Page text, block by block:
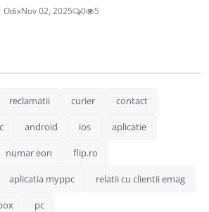
OdixNov 02, 2025 0 5
reclamatii curier contact
android ios aplicatie
numar eon flip.ro
aplicatia myppc relatii cu clientii emag
pc